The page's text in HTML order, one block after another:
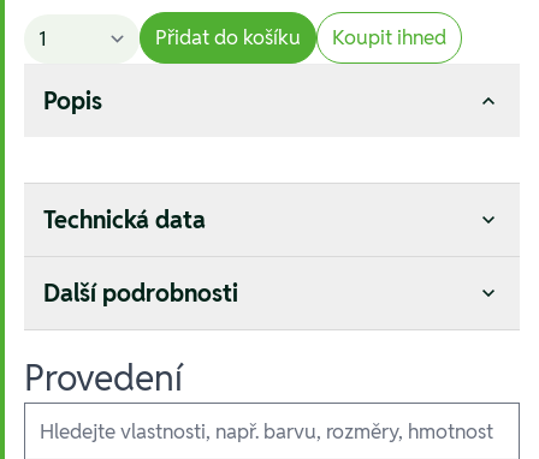
Přidat do košíku Koupit ihned
Popis
Technická data
Další podrobnosti
Provedení
Ausführungen